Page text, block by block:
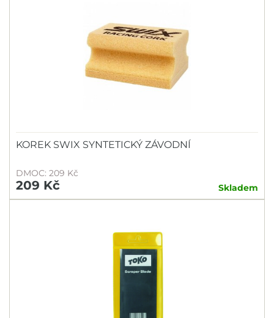
KOREK SWIX SYNTETICKÝ ZÁVODNÍ
DMOC: 209 Kč
209 Kč Skladem